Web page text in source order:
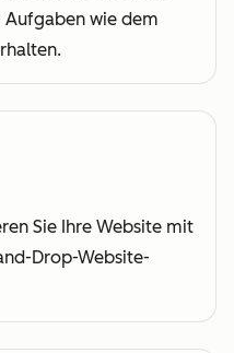
wie dem
Sie Ihre Website mit
Drop-Website-